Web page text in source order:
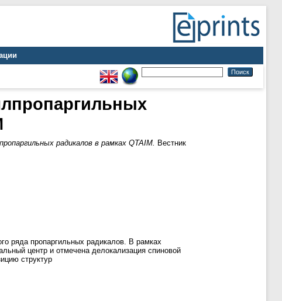
радикалов в рамках QTAIM. Вестник
ряда пропаргильных радикалов. В рамках
центр и отмечена делокализация спиновой
структур